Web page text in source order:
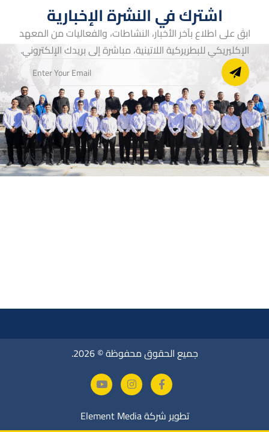
اشترك في النشرة الإخبارية
ابقَ على اطلاع بآخر الأخبار، النشاطات، والفعاليات من المعهد
الإكليريكي للبطريركية اللاتينية، مباشرة إلى بريدك الإلكتروني.
جميع الحقوق محفوظة © 2026.
تطوير شركةElement Media